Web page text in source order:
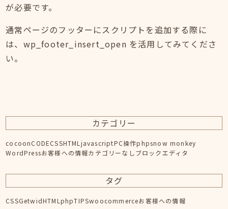
が必要です。
通常ページのフッターにスクリプトを追加する際に
は、wp_footer_insert_open を活用してみてくださ
い。
カテゴリー
cocoonCODECSSHTMLjavascriptPC操作phpsnow monkey
WordPressお客様への情報カテゴリーなしブロックエディタ
タグ
CSSGetwidHTMLphpTIPSwoocommerceお客様への情報